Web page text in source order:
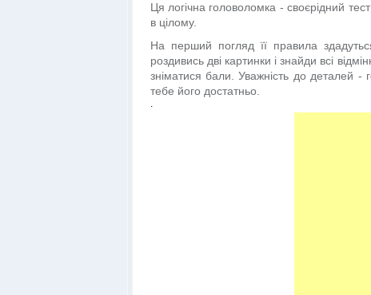
Ця логічна головоломка - своєрідний тест
в цілому.
На перший погляд її правила
роздивись дві картинки і знайди всі
зніматися бали. Уважність до деталей -
тебе його достатньо.
.